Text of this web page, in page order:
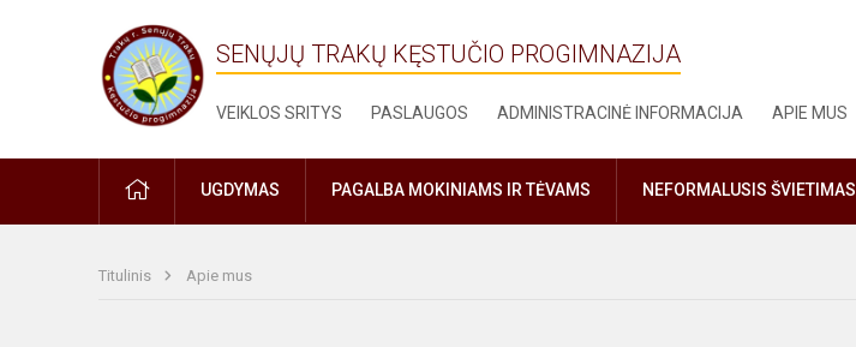
SENŲJŲ TRAKŲ KĘSTUČIO PROGIMNAZIJA
VEIKLOS SRITYS PASLAUGOS ADMINISTRACINĖ INFORMACIJA APIE MUS
PRADŽIAUGDYMAS PAGALBA MOKINIAMS IR TĖVAMS NEFORMALUSIS ŠVIETIMAS
Titulinis Apie mus